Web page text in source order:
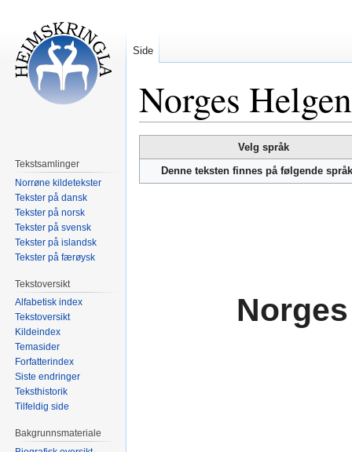
Norges
til
navigering
til
Velg språk
Denne teksten finnes på følgende
Side
Tekstsamlinger
Norrøne kildetekster
Tekster på dansk
Tekster på norsk
Tekster på svensk
Tekster på islandsk
Tekster på færøysk
Tekstoversikt
Alfabetisk index
Tekstoversikt
Kildeindex
Temasider
Forfatterindex
Siste endringer
Teksthistorik
Tilfeldig side
Bakgrunnsmateriale